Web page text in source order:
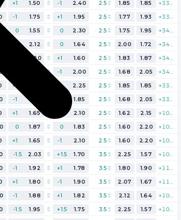
+1 1.50 -1 2.40 2.5 1.85 1.85
-1 1.75 +1 1.95 2.5 1.77 1.93
0 1.55 0 2.30 2.5 1.75 1.95
0 2.12 0 1.64 2.5 2.00 1.72
2.20 +1 1.60 2.5 1.83 1.87
-1 2.00 2.5 1.68 2.05
+1 -1 2.25 2.5 1.85 1.85
-1 1.85 2.5 1.68 2.05
+1 1.65 2.10 2.5 1.62 2.15
0 1.87 0 1.83 2.5 1.60 2.20
+1 1.65 -1 2.10 2.5 1.60 2.20
-1.5 2.03 +1.5 1.70 3.5 2.25 1.57
-1 1.92 +1 1.78 3.5 1.80 1.90
+1 1.80 -1 1.90 3.5 2.07 1.67
-1 1.88 +1 1.82 3.5 2.12 1.64
-1.5 1.95 +1.5 1.75 3.5 2.25 1.57